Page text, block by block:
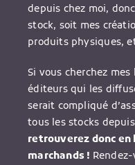
depuis chez moi, donc
stock, soit mes
produits physiques,
Si vous cherchez
éditeurs qui les
serait compliqué
tous les stocks
retrouverez donc
marchands !